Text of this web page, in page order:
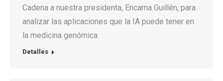
Cadena a nuestra presidenta, Encarna Guillén, para
analizar las aplicaciones que la IA puede tener en
la medicina genómica.
Detalles